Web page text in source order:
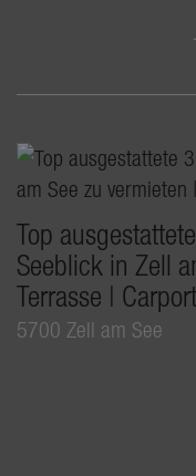
Top
Seeblick in Zell
Terrasse | Carport
5700 Zell am See